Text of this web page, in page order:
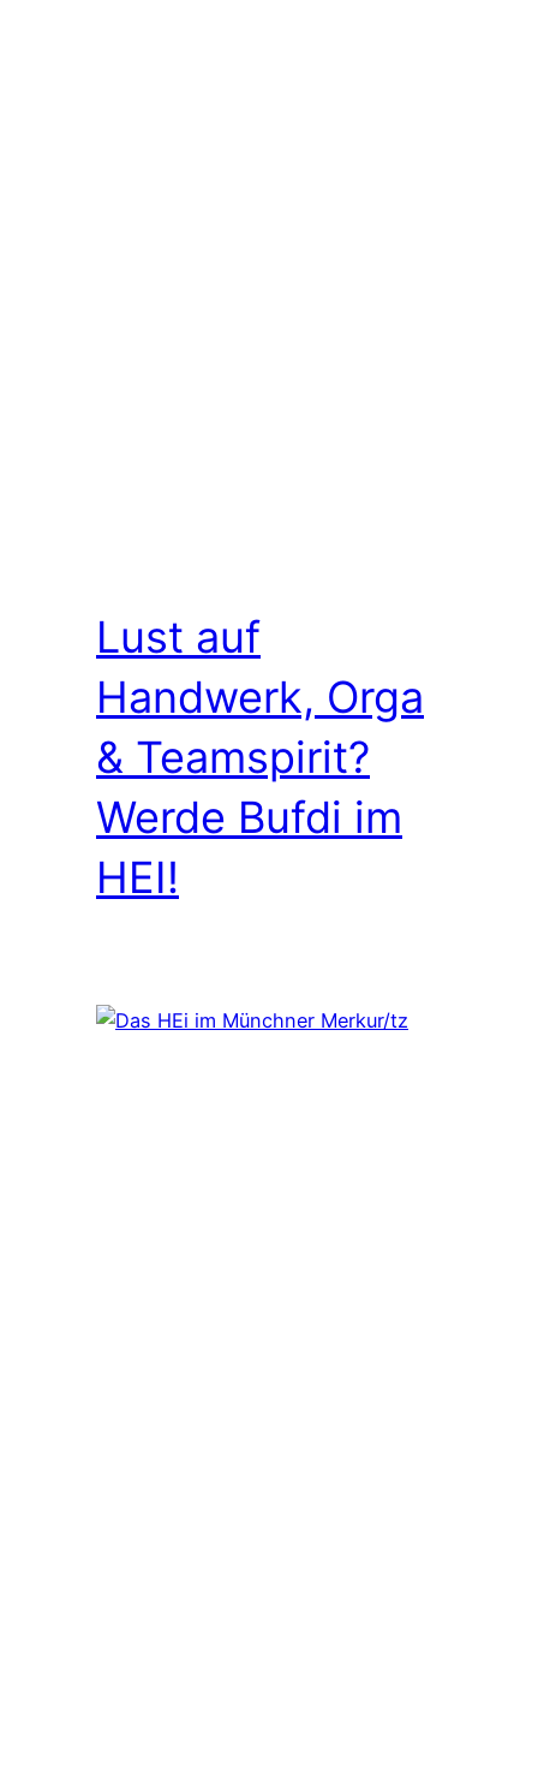
Lust auf
Handwerk, Orga
& Teamspirit?
Werde Bufdi im
HEI!